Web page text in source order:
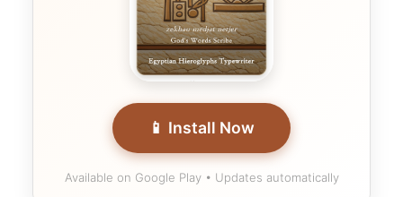
📱 Install Now
Available on Google Play • Updates automatically